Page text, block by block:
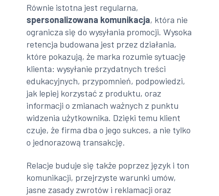
Równie istotna jest regularna,
spersonalizowana komunikacja, która nie
ogranicza się do wysyłania promocji. Wysoka
retencja budowana jest przez działania,
które pokazują, że marka rozumie sytuację
klienta: wysyłanie przydatnych treści
edukacyjnych, przypomnień, podpowiedzi,
jak lepiej korzystać z produktu, oraz
informacji o zmianach ważnych z punktu
widzenia użytkownika. Dzięki temu klient
czuje, że firma dba o jego sukces, a nie tylko
o jednorazową transakcję.
Relacje buduje się także poprzez język i ton
komunikacji, przejrzyste warunki umów,
jasne zasady zwrotów i reklamacji oraz